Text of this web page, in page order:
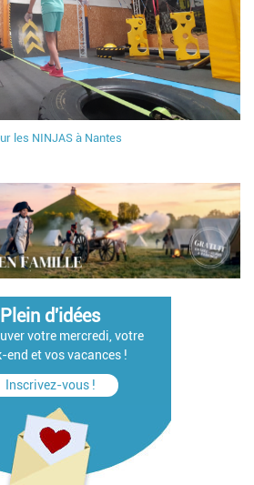
les NINJAS à Nantes
Plein d'idées
votre mercredi, votre
end et vos vacances !
Inscrivez-vous !